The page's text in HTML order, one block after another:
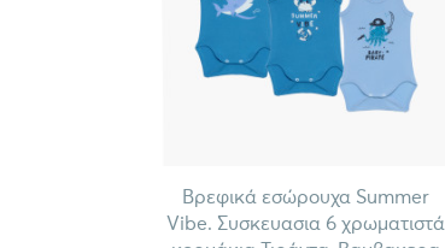
Βρεφικά εσώρουχα Summer
Vibe. Συσκευασια 6 χρωματιστά